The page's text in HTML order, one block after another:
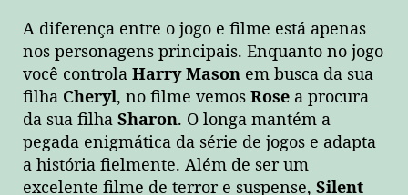
A diferença entre o jogo e filme está apenas
nos personagens principais. Enquanto no jogo
você controla Harry Mason em busca da sua
filha Cheryl, no filme vemos Rose a procura
da sua filha Sharon. O longa mantém a
pegada enigmática da série de jogos e adapta
a história fielmente. Além de ser um
excelente filme de terror e suspense, Silent